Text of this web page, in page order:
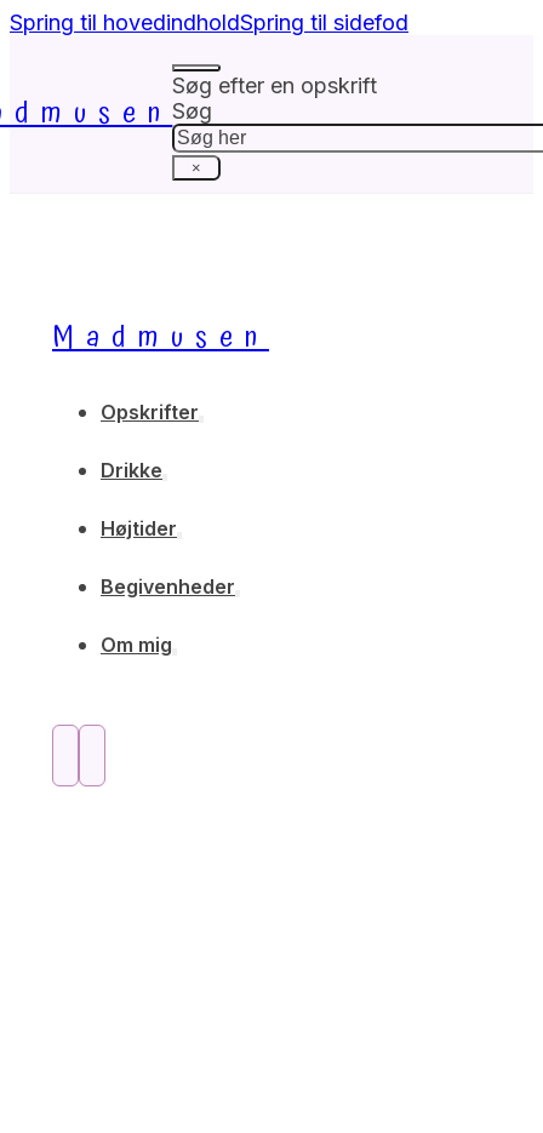
Spring til hovedindholdSpring til sidefod
Søg efter en opskrift
Søg
×
Madmusen
Opskrifter
Drikke
Højtider
Begivenheder
Om mig